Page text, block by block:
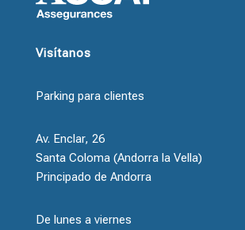
Visítanos
Parking para clientes
Av. Enclar, 26
Santa Coloma (Andorra la Vella)
Principado de Andorra
De lunes a viernes